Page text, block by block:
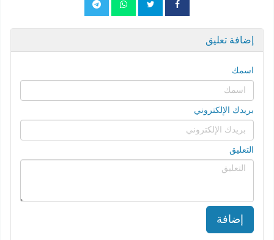
إضافة تعليق
اسمك
بريدك الإلكتروني
التعليق
إضافة